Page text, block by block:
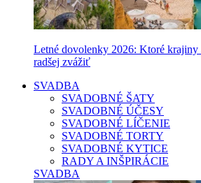
Letné dovolenky 2026: Ktoré krajiny
radšej zvážiť
SVADBA
SVADOBNÉ ŠATY
SVADOBNÉ ÚČESY
SVADOBNÉ LÍČENIE
SVADOBNÉ TORTY
SVADOBNÉ KYTICE
RADY A INŠPIRÁCIE
SVADBA